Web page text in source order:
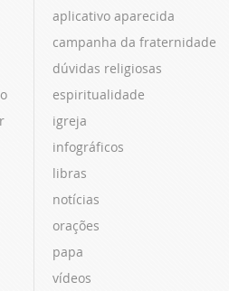
aplicativo aparecida
campanha da fraternidade
dúvidas religiosas
espiritualidade
igreja
infográficos
libras
notícias
orações
papa
vídeos